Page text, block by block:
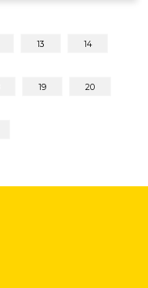
13 14
19 20